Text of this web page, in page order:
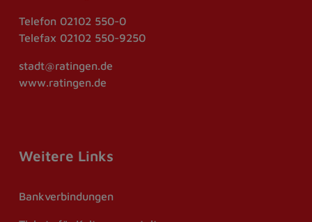
Telefon 02102 550-0
Telefax 02102 550-9250
stadt@ratingen.de
www.ratingen.de
Weitere Links
Bankverbindungen